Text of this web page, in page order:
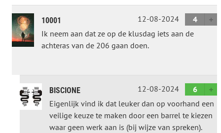
10001 12-08-2024
4
Ik neem aan dat ze op de klusdag iets aan de
achteras van de 206 gaan doen.
BISCIONE 12-08-2024
6
Eigenlijk vind ik dat leuker dan op voorhand een
veilige keuze te maken door een barrel te kiezen
waar geen werk aan is (bij wijze van spreken).